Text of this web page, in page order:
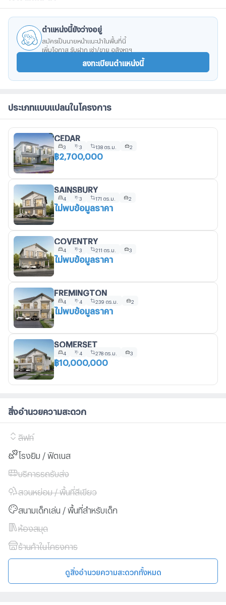
ตำแหน่งนี้ยังว่างอยู่
สมัครเป็นนายหน้าแนะนำในพื้นที่นี้
เพิ่มโอกาส รับฝาก เช่า/ขาย อสังหาฯ
ลงทะเบียนตำแหน่งนี้
ประเภทแบบแปลนในโครงการ
CEDAR
3 3 138 ตร.ม. 2
฿2,700,000
SAINSBURY
4 3 171 ตร.ม. 2
ไม่พบข้อมูลราคา
COVENTRY
4 3 211 ตร.ม. 3
ไม่พบข้อมูลราคา
FREMINGTON
4 4 239 ตร.ม. 2
ไม่พบข้อมูลราคา
SOMERSET
4 4 278 ตร.ม. 3
฿10,000,000
สิ่งอำนวยความสะดวก
ลิฟท์
โรงยิม / ฟิตเนส
บริการรถรับส่ง
สวนหย่อม / พื้นที่สีเขียว
สนามเด็กเล่น / พื้นที่สำหรับเด็ก
ห้องสมุด
ร้านค้าในโครงการ
ดูสิ่งอำนวยความสะดวกทั้งหมด